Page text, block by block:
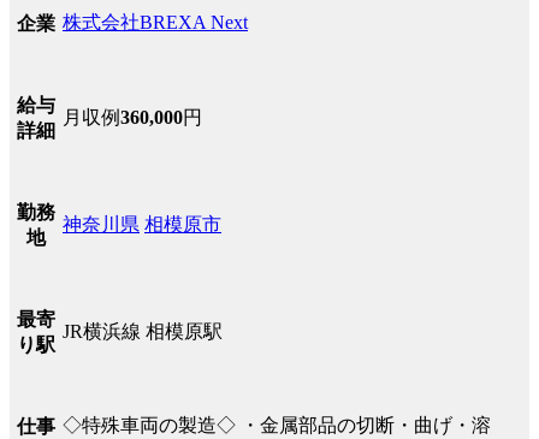
企業 株式会社BREXA Next
給与
詳細
月収例360,000円
勤務
地
神奈川県 相模原市
最寄
り駅
JR横浜線 相模原駅
仕事 ◇特殊車両の製造◇ ・金属部品の切断・曲げ・溶